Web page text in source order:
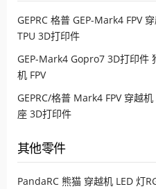
GEPRC 格普 GEP-Mark4 FPV
TPU 3D打印件
GEP-Mark4 Gopro7 3D打印件
机 FPV
GEPRC/格普 Mark4 FPV 穿越
座 3D打印件
其他零件
PandaRC 熊猫 穿越机 LED 灯